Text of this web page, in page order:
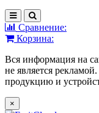
Сравнение:
Корзина:
Вся информация на
не является
продукцию и
×